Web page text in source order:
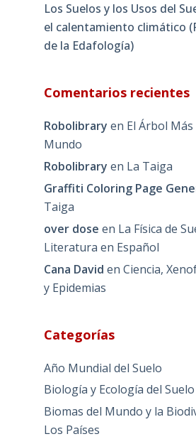
Los Suelos y los Usos del
el calentamiento climático
de la Edafología)
Comentarios recientes
Robolibrary en El Árbol
Mundo
Robolibrary en La Taiga
Graffiti Coloring Page
Taiga
over dose en La Física de
Literatura en Español
Cana David en Ciencia,
y Epidemias
Categorías
Año Mundial del Suelo
Biología y Ecología del Suelo
Biomas del Mundo y la
Los Países